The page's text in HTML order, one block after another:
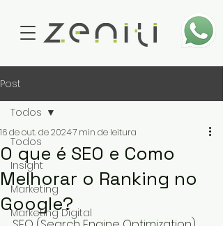
Post
Todos
Insight
Marketing
Marketing Digital
Todos
O que é SEO e Como
Melhorar o Ranking no
Google?
16 de out. de 20247 min de leitura